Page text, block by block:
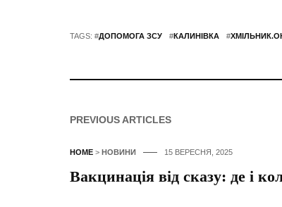
TAGS: #ДОПОМОГА ЗСУ #КАЛИНІВКА #
PREVIOUS ARTICLES
HOME> НОВИНИ 15 ВЕРЕСНЯ, 2025
Вакцинація від сказу: де і